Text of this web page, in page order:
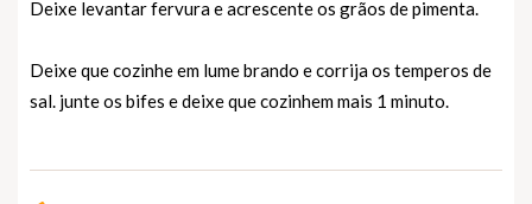
Deixe levantar fervura e acrescente os grãos de pimenta.
Deixe que cozinhe em lume brando e corrija os temperos de
sal. junte os bifes e deixe que cozinhem mais 1 minuto.